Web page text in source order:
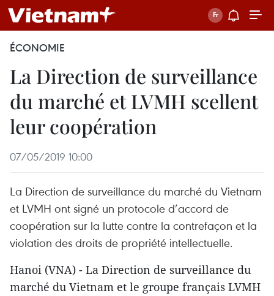
ÉCONOMIE
La Direction de surveillance
du marché et LVMH scellent
leur coopération
07/05/2019 10:00
La Direction de surveillance du marché du Vietnam
et LVMH ont signé un protocole d’accord de
coopération sur la lutte contre la contrefaçon et la
violation des droits de propriété intellectuelle.
Hanoi (VNA) - La Direction de surveillance du
marché du Vietnam et le groupe français LVMH